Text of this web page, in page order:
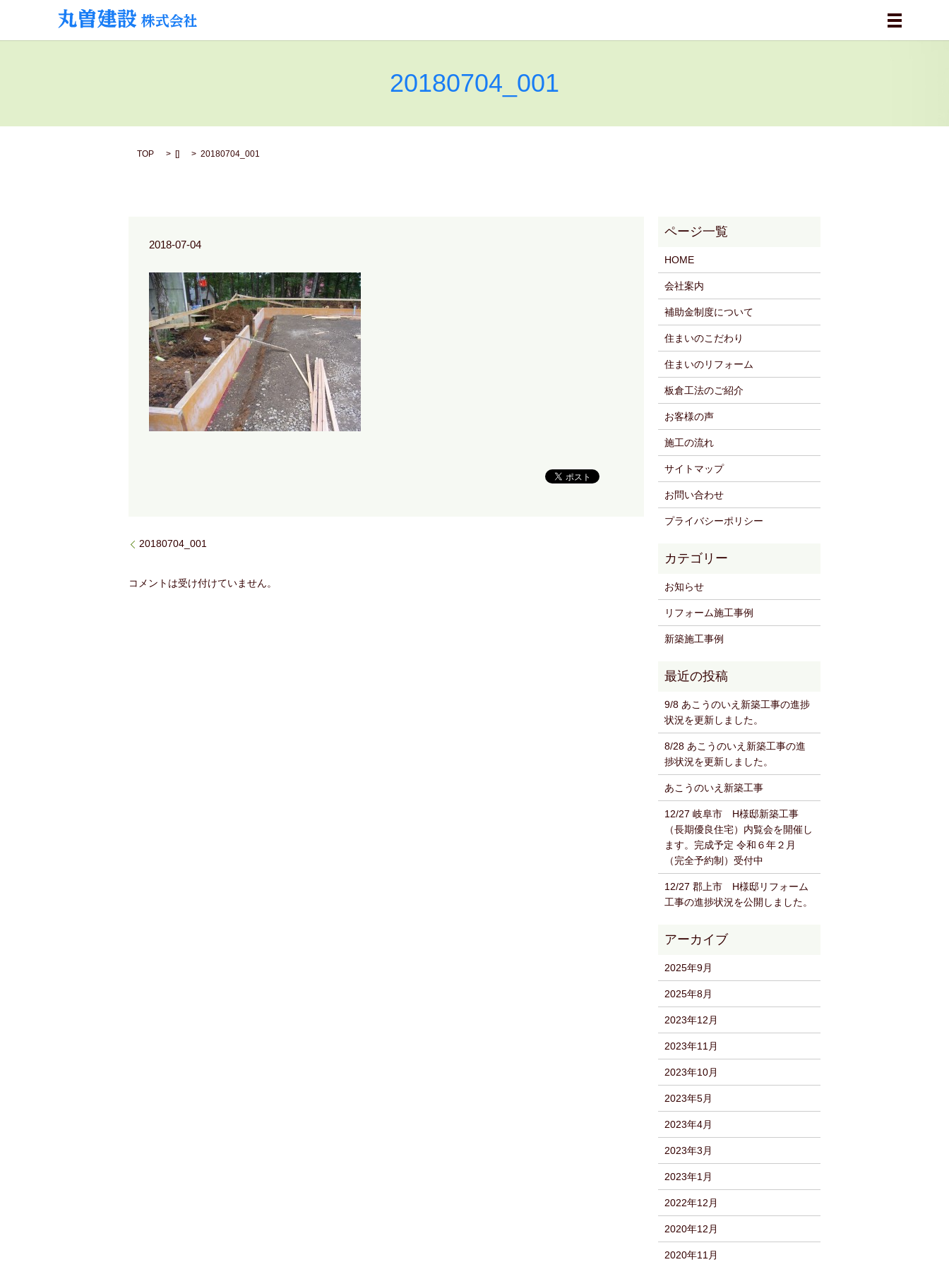
メニュー
20180704_001
TOP [] 20180704_001
2018-07-04
20180704_001
コメントは受け付けていません。
HOME
会社案内
補助金制度について
住まいのこだわり
住まいのリフォーム
板倉工法のご紹介
お客様の声
施工の流れ
サイトマップ
お問い合わせ
プライバシーポリシー
お知らせ
リフォーム施工事例
新築施工事例
9/8 あこうのいえ新築工事の進捗
状況を更新しました。
8/28 あこうのいえ新築工事の進
捗状況を更新しました。
あこうのいえ新築工事
12/27 岐阜市 H様邸新築工事
（長期優良住宅）内覧会を開催し
ます。完成予定 令和６年２月
（完全予約制）受付中
12/27 郡上市 H様邸リフォーム
工事の進捗状況を公開しました。
2025年9月
2025年8月
2023年12月
2023年11月
2023年10月
2023年5月
2023年4月
2023年3月
2023年1月
2022年12月
2020年12月
2020年11月